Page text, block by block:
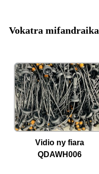
Vokatra mifandraika
Vidio ny fiara
QDAWH006